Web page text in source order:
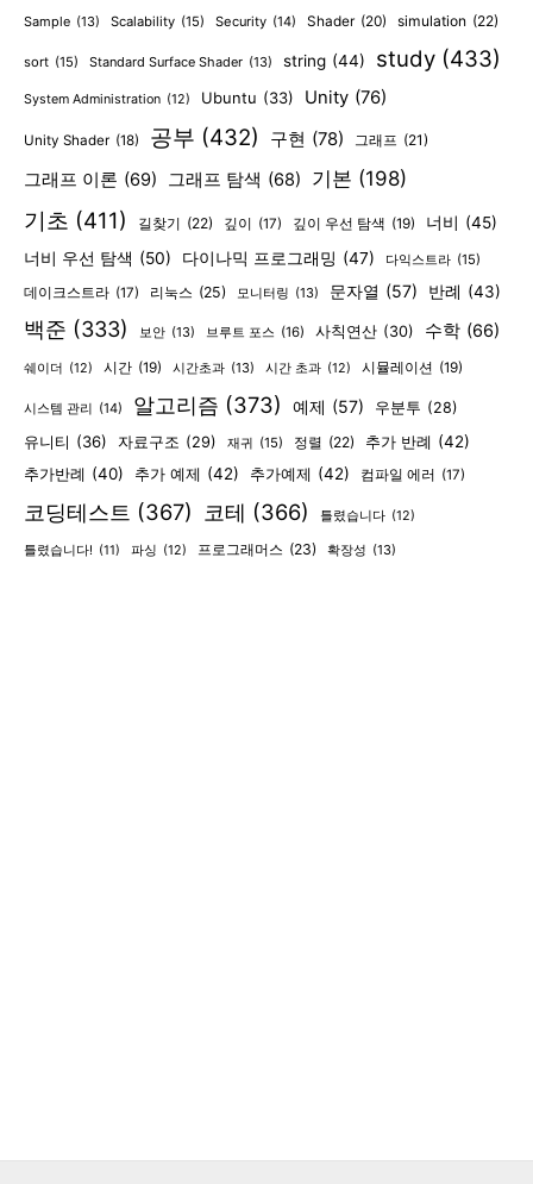
Sample (13) Scalability (15) Security (14) Shader (20) simulation (22)
sort (15) Standard Surface Shader (13) string (44) study (433)
System Administration (12) Ubuntu (33) Unity (76)
Unity Shader (18) 공부 (432) 구현 (78) 그래프 (21)
그래프 이론 (69) 그래프 탐색 (68) 기본 (198)
기초 (411) 길찾기 (22) 깊이 (17) 깊이 우선 탐색 (19) 너비 (45)
너비 우선 탐색 (50) 다이나믹 프로그래밍 (47) 다익스트라 (15)
데이크스트라 (17) 리눅스 (25) 모니터링 (13) 문자열 (57) 반례 (43)
백준 (333) 보안 (13) 브루트 포스 (16) 사칙연산 (30) 수학 (66)
쉐이더 (12) 시간 (19) 시간초과 (13) 시간 초과 (12) 시뮬레이션 (19)
시스템 관리 (14) 알고리즘 (373) 예제 (57) 우분투 (28)
유니티 (36) 자료구조 (29) 재귀 (15) 정렬 (22) 추가 반례 (42)
추가반례 (40) 추가 예제 (42) 추가예제 (42) 컴파일 에러 (17)
코딩테스트 (367) 코테 (366) 틀렸습니다 (12)
틀렸습니다! (11) 파싱 (12) 프로그래머스 (23) 확장성 (13)